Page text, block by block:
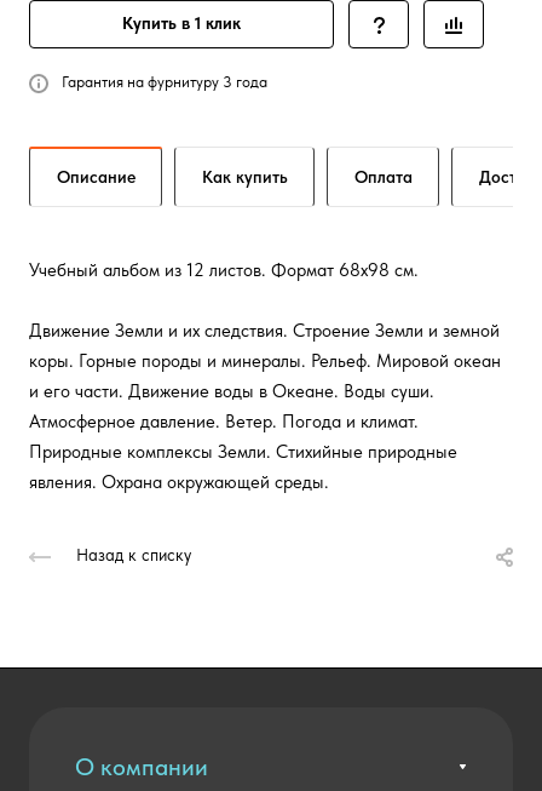
Купить в 1 клик
Гарантия на фурнитуру 3 года
Описание Как купить Оплата
Учебный альбом из 12 листов. Формат 68х98 см.
Движение Земли и их следствия. Строение Земли и земной
коры. Горные породы и минералы. Рельеф. Мировой океан
и его части. Движение воды в Океане. Воды суши.
Атмосферное давление. Ветер. Погода и климат.
Природные комплексы Земли. Стихийные природные
явления. Охрана окружающей среды.
Назад к списку
О компании